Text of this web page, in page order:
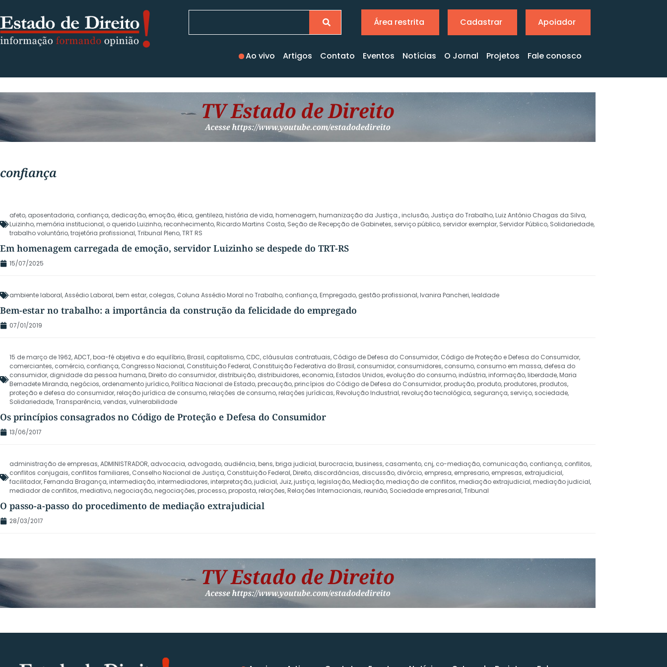
Área restrita Cadastrar Apoiador
Ao vivo Artigos Contato Eventos Notícias O Jornal Projetos Fale conosco
confiança
afeto, aposentadoria, confiança, dedicação, emoção, ética, gentileza,história de vida,homenagem,humanização da Justiça.,inclusão, Justiça do Trabalho,Luiz Antônio Chagas da Silva,
Luizinho,memória institucional, o querido Luizinho,reconhecimento,Ricardo Martins Costa, Seção de Recepção de Gabinetes, serviço público, servidor exemplar, Servidor Público, Solidariedade,
trabalho voluntário,trajetória profissional,Tribunal Pleno,TRT RS
Em homenagem carregada de emoção, servidor Luizinho se despede do TRT-RS
15/07/2025
ambiente laboral,Assédio Laboral,bem estar, colegas, Coluna Assédio Moral no Trabalho, confiança,Empregado, gestão profissional,Ivanira Pancheri,lealdade
Bem-estar no trabalho: a importância da construção da felicidade do empregado
07/01/2019
15 de março de 1962,ADCT,boa-fé objetiva e do equilíbrio,Brasil, capitalismo, CDC, cláusulas contratuais, Código de Defesa do Consumidor, Código de Proteção e Defesa do Consumidor,
comerciantes, comércio, confiança, Congresso Nacional, Constituição Federal, Constituição Federativa do Brasil, consumidor, consumidores, consumo, consumo em massa, defesa do
consumidor, dignidade da pessoa humana,Direito do consumidor, distribuição, distribuidores, economia,Estados Unidos, evolução do consumo,indústria,informação,liberdade,Maria
Bernadete Miranda,negócios, ordenamento jurídico,Política Nacional de Estado,precaução,princípios do Código de Defesa do Consumidor,produção,produto,produtores,produtos,
proteção e defesa do consumidor,relação jurídica de consumo,relações de consumo,relações jurídicas,Revolução Industrial,revolução tecnológica, segurança, serviço, sociedade,
Solidariedade,Transparência,vendas,vulnerabilidade
Os princípios consagrados no Código de Proteção e Defesa do Consumidor
13/06/2017
administração de empresas,ADMINISTRADOR, advocacia, advogado, audiência,bens,briga judicial,burocracia,business, casamento, cnj, co-mediação, comunicação, confiança, conflitos,
conflitos conjugais, conflitos familiares, Conselho Nacional de Justiça, Constituição Federal,Direito, discordâncias, discussão, divórcio, empresa, empresario, empresas, extrajudicial,
facilitador,Fernanda Bragança,intermediação,intermediadores,interpretação,judicial, Juiz,justiça,legislação,Mediação,mediação de conflitos,mediação extrajudicial,mediação judicial,
mediador de conflitos,mediativo,negociação,negociações,processo,proposta,relações,Relações Internacionais,reunião, Sociedade empresarial,Tribunal
O passo-a-passo do procedimento de mediação extrajudicial
28/03/2017